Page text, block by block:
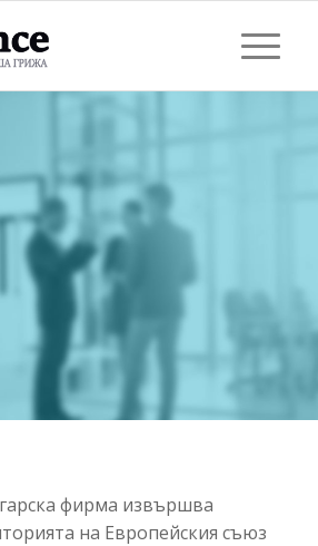
НА
ЕС: ВЪРНЕТЕ
НА ВАШИЯ
БЪРЗО И
СИГУРНО
фирма извършва
на Европейския съюз